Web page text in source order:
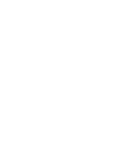
«Pero todo esto va a
decir, son diferentes flecos
Un proceso diferente al
Ha recordado que hace
investidura se hizo de una
mayoría absoluta en las
forma más lenta, ya que se
gobernabilidad entre